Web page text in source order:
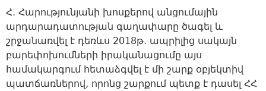
Հ. Հարությունյանի խոսքերով անցումային
արդարադատության գաղափարը ծագել և
շրջանառվել է դեռևս 2018թ. ապրիլից սակայն
բարեփոխումների իրականացումը այս
համակարգում հետաձգվել է մի շարք օբյեկտիվ
պատճառներով, որոնց շարքում պետք է դասել ՀՀ